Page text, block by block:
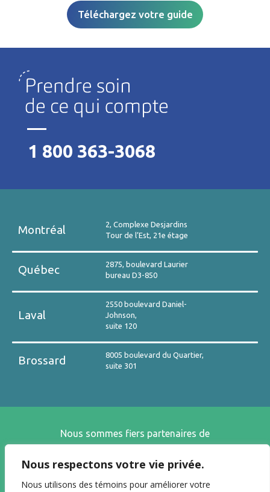
Nous respectons votre vie privée.
Nous utilisons des témoins pour améliorer votre
Téléchargez votre guide
1 800 363-3068
Montréal
2, Complexe Desjardins
Tour de l’Est, 21e étage
Québec
2875, boulevard Laurier
bureau D3-850
Laval
2550 boulevard Daniel-
Johnson,
suite 120
Brossard
8005 boulevard du Quartier,
suite 301
Nous sommes fiers partenaires de